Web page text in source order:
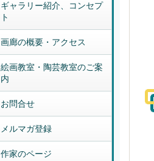
ギャラリー紹介、コンセプ
ト
画廊の概要・アクセス
絵画教室・陶芸教室のご案
内
お問合せ
メルマガ登録
作家のページ